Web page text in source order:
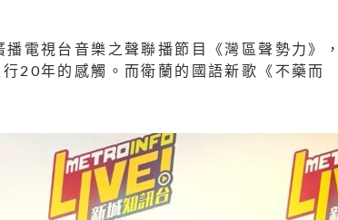
電視台音樂之聲聯播節目《灣區聲勢力》，
20年的感觸。而衛蘭的國語新歌《不藥而